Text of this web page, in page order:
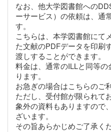
なお、他大学図書館への
ーサービス）の依頼は、通
す。
こちらは、本学図書館にて
た文献のPDFデータを印刷
渡しすることができます。
料金は、通常のILLと同等
ります。
お急ぎの場合はこちらのご
ただし、受付館が限られて
象外の資料もありますので
ざいます。
その旨あらかじめご了承く